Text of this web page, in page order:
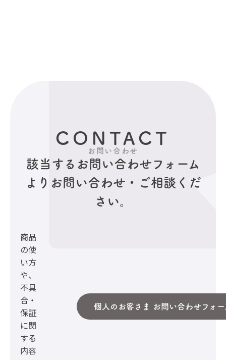
CONTACT
お問い合わせ
該当するお問い合わせフォーム
より お問い合わせ・ご相談くだ
さい。
商品
の使
い方
や、
不具
合・
保証
に関
する
内容
個人のお客さま お問い合わせフォー